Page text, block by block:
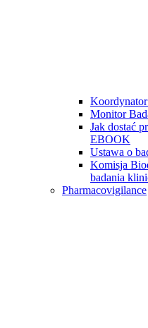
Monitor
Jak dostać
EBOOK
Ustawa o
Komisja
badania
Pharmacovigilance